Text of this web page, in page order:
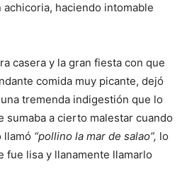
achicoria, haciendo intomable
casera y la gran fiesta con que
comida muy picante, dejó
tremenda indigestión que lo
sumaba a cierto malestar cuando
llamó “pollino la mar de salao”, lo
fue lisa y llanamente llamarlo